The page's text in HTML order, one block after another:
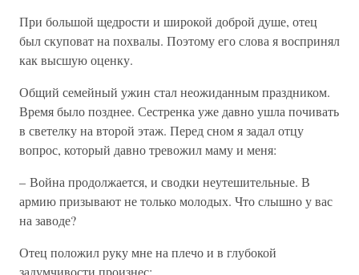
При большой щедрости и широкой доброй душе, отец
был скуповат на похвалы. Поэтому его слова я воспринял
как высшую оценку.
Общий семейный ужин стал неожиданным праздником.
Время было позднее. Сестренка уже давно ушла почивать
в светелку на второй этаж. Перед сном я задал отцу
вопрос, который давно тревожил маму и меня:
– Война продолжается, и сводки неутешительные. В
армию призывают не только молодых. Что слышно у вас
на заводе?
Отец положил руку мне на плечо и в глубокой
задумчивости произнес: